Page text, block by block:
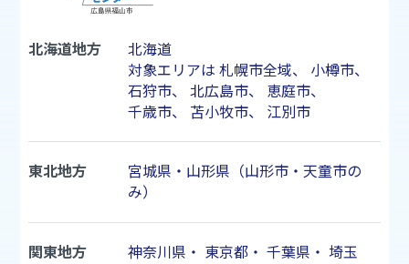
北海道地方
北海道
対象エリアは 札幌市全域、 小樽市、
石狩市、 北広島市、 恵庭市、
千歳市、 苫小牧市、 江別市
東北地方
宮城県・山形県（山形市・天童市の
み）
関東地方 神奈川県 ・ 東京都・ 千葉県 ・ 埼玉